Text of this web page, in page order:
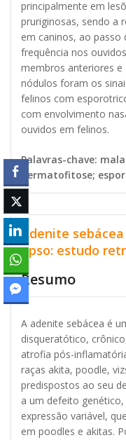
principalmente em
pruriginosas, sendo a
em caninos, ao
frequência nos
membros anteriores e
nódulos foram os
felinos com
com envolvimento
ouvidos em felinos.
Palavras-chave:
dermatofitose;
Adenite
apso: estudo
Resumo
A adenite sebácea é
disqueratótico,
atrofia pós-
raças akita, poodle,
predispostos ao seu
a um defeito
expressão variável,
em poodles e akitas.